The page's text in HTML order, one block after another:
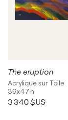
The eruption
Acrylique sur Toile
39x47in
3 340 $US